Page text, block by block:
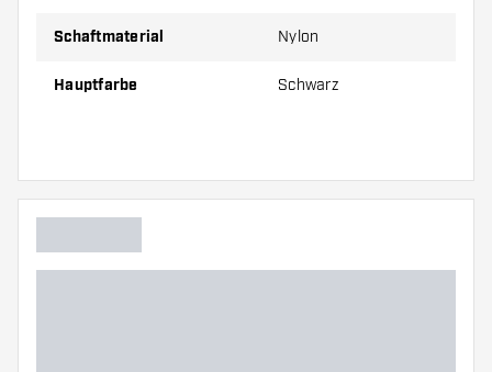
Schaftmaterial Nylon
Hauptfarbe Schwarz